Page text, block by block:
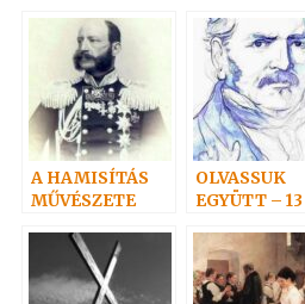
A HAMISÍTÁS
MŰVÉSZETE
OLVASSUK
EGYÜTT – 13